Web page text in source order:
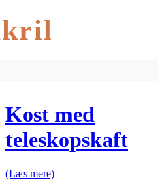
Kost med
teleskopskaft
(Læs mere)